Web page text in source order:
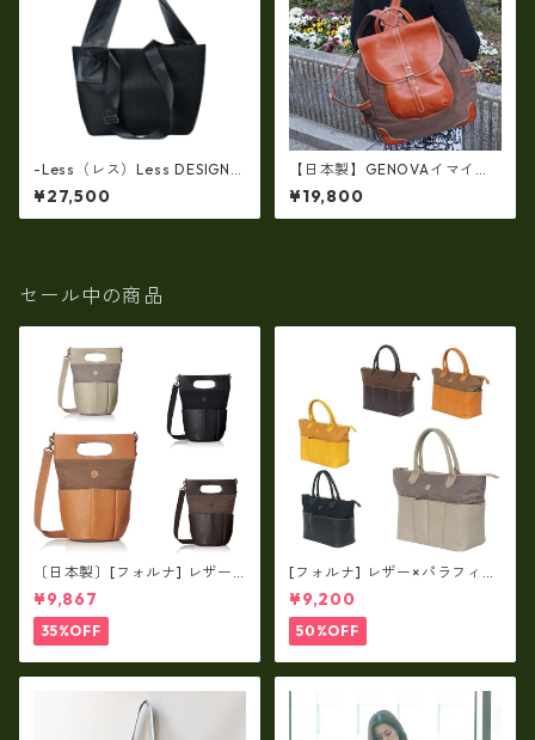
-Less（レス）Less DESIGN
(レスデザイン)ダブルラッセル
ダイヤメッシュx牛革製 Lサ
イズ・ショルダートートバッ
¥27,500
【日本製】GENOVAイマイバ
ッグ（IMAIBAG）牛革ｘナイ
ロン・軽量シュリンクヌメ革
リュック（ゆったり収納☆A
¥19,800
セール中の商品
〔日本製〕[フォルナ] レザー×
パラフィン筒型2way シュリン
クレザー×79Aパラフィン fo
-259630
¥9,867
35%OFF
[フォルナ] レザー×パラフィン
筒型2way シュリンクレザー×
79Aパラフィン トートL fo-2
59632
¥9,200
50%OFF